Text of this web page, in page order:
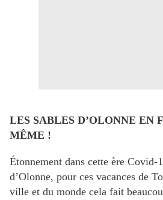
LES SABLES D’OLONNE EN
MÊME !
Étonnement dans cette ère Covid-
d’Olonne, pour ces vacances de
ville et du monde cela fait